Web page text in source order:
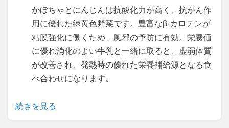
かぼちゃとにんじんは抗酸化力が高く、抗がん作
用に優れた緑黄色野菜です。豊富なβ‐カロテンが
粘膜強化に働くため、風邪の予防に有効。栄養価
に優れ消化のよい牛乳と一緒に取ると、虚弱体質
が改善され、発熱時の優れた栄養補給源となる食
べ合わせになります。
続きを見る